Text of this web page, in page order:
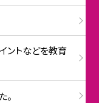
ントなどを教育
。